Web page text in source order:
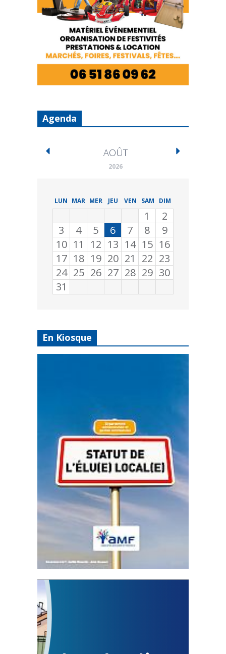
Agenda
AOÛT
2026
LUN MAR MER JEU VEN SAM DIM
1
2
3
4 5 6 7 8
9
10 11 12 13 14 15 16
17 18 19 20 21 22 23
24 25 26 27 28 29 30
31
En Kiosque
Statut de l’élu local
3 avril 2024
Mise à jour avril 2024
FEUILLETER